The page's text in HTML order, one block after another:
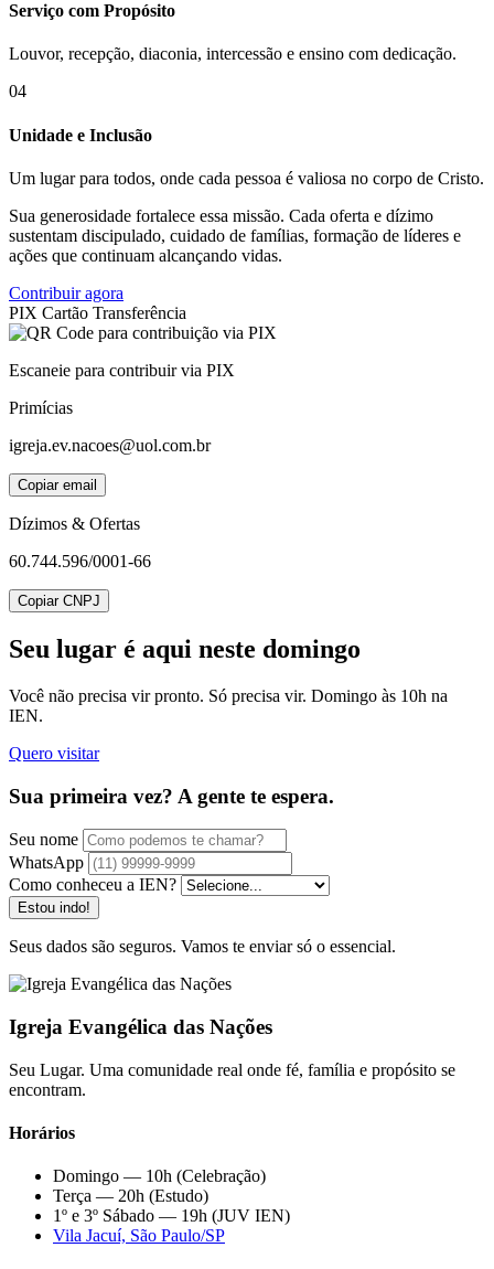
Serviço com Propósito
Louvor, recepção, diaconia, intercessão e ensino com dedicação.
04
Unidade e Inclusão
Um lugar para todos, onde cada pessoa é valiosa no corpo de Cristo.
Sua generosidade fortalece essa missão. Cada oferta e dízimo
sustentam discipulado, cuidado de famílias, formação de líderes e
ações que continuam alcançando vidas.
Contribuir agora
PIX Cartão Transferência
Escaneie para contribuir via PIX
Primícias
igreja.ev.nacoes@uol.com.br
Copiar email
Dízimos & Ofertas
60.744.596/0001-66
Copiar CNPJ
Seu lugar é aqui neste domingo
Você não precisa vir pronto. Só precisa vir. Domingo às 10h na
IEN.
Quero visitar
Sua primeira vez? A gente te espera.
Seu nome
WhatsApp
Como conheceu a IEN?
Estou indo!
Seus dados são seguros. Vamos te enviar só o essencial.
Igreja Evangélica das Nações
Seu Lugar. Uma comunidade real onde fé, família e propósito se
encontram.
Horários
Domingo — 10h (Celebração)
Terça — 20h (Estudo)
1º e 3º Sábado — 19h (JUV IEN)
Vila Jacuí, São Paulo/SP